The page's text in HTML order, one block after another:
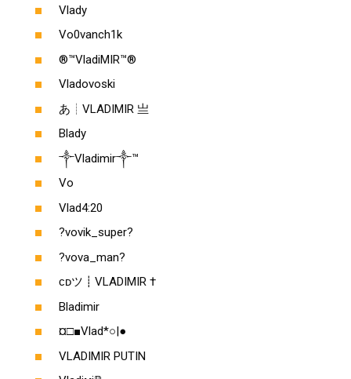
Vlady
Vo0vanch1k
®™VladiMIR™®
Vladovoski
あ┊VLADIMIR 亗
Blady
༒Vladimir༒™
Vo
Vlad4:20
?vovik_super?
?vova_man?
ᴄᴅツ┋VLADIMIR †
Bladimir
¤□■Vlad*○|●
VLADIMIR PUTIN